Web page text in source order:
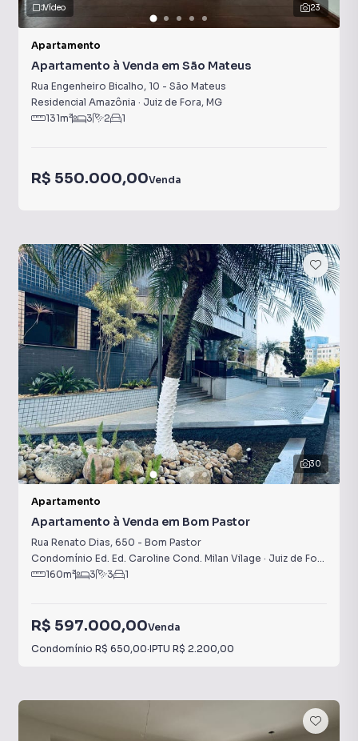
23
Vídeo
Apartamento
Apartamento à Venda em São Mateus
Rua Engenheiro Bicalho, 10 - São Mateus
Residencial Amazônia · Juiz de Fora, MG
131m² 3 2 1
R$ 550.000,00Venda
30
Apartamento
Apartamento à Venda em Bom Pastor
Rua Renato Dias, 650 - Bom Pastor
Condomínio Ed. Ed. Caroline Cond. Milan Vilage · Juiz de Fora
160m² 3 3 1
R$ 597.000,00Venda
Condomínio R$ 650,00·IPTU R$ 2.200,00